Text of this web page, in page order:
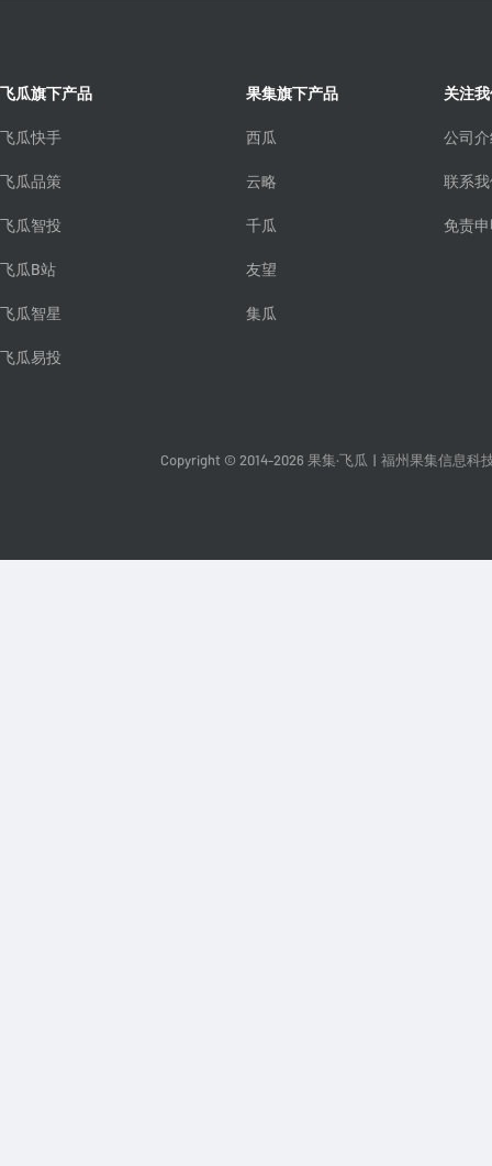
飞瓜旗下产品
飞瓜快手
飞瓜品策
飞瓜智投
飞瓜B站
飞瓜智星
飞瓜易投
果集旗下产品
西瓜
云略
千瓜
友望
集瓜
关注
公司
联系
免责
Copyright © 2014-2026 果集·飞瓜 福州果集信息科